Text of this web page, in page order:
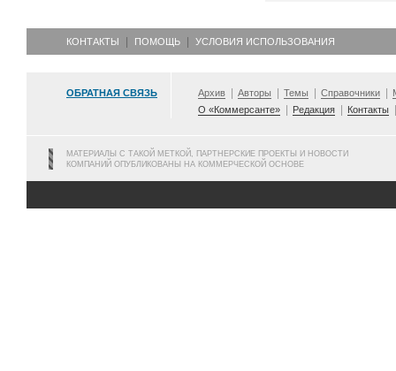
КОНТАКТЫ ПОМОЩЬ УСЛОВИЯ ИСПОЛЬЗОВАНИЯ
ОБРАТНАЯ СВЯЗЬ Архив Авторы Темы Справочники
О «Коммерсанте»
Редакция Контакты
МАТЕРИАЛЫ С ТАКОЙ МЕТКОЙ, ПАРТНЕРСКИЕ ПРОЕКТЫ И НОВОСТИ
КОМПАНИЙ ОПУБЛИКОВАНЫ НА КОММЕРЧЕСКОЙ ОСНОВЕ